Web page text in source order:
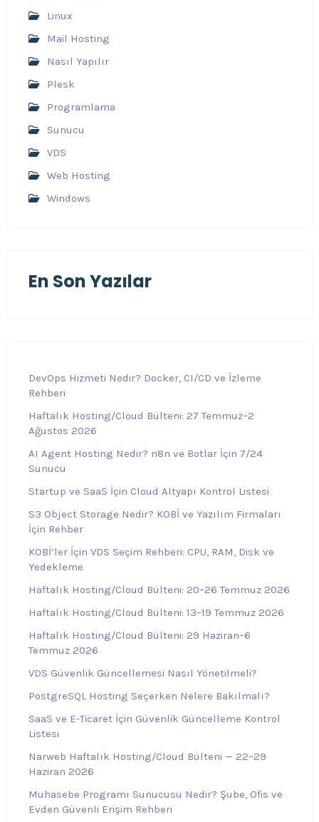
Linux
Mail Hosting
Nasıl Yapılır
Plesk
Programlama
Sunucu
VDS
Web Hosting
Windows
En Son Yazılar
DevOps Hizmeti Nedir? Docker, CI/CD ve İzleme
Rehberi
Haftalık Hosting/Cloud Bülteni: 27 Temmuz–2
Ağustos 2026
AI Agent Hosting Nedir? n8n ve Botlar İçin 7/24
Sunucu
Startup ve SaaS İçin Cloud Altyapı Kontrol Listesi
S3 Object Storage Nedir? KOBİ ve Yazılım Firmaları
İçin Rehber
KOBİ’ler İçin VDS Seçim Rehberi: CPU, RAM, Disk ve
Yedekleme
Haftalık Hosting/Cloud Bülteni: 20–26 Temmuz 2026
Haftalık Hosting/Cloud Bülteni: 13–19 Temmuz 2026
Haftalık Hosting/Cloud Bülteni: 29 Haziran–6
Temmuz 2026
VDS Güvenlik Güncellemesi Nasıl Yönetilmeli?
PostgreSQL Hosting Seçerken Nelere Bakılmalı?
SaaS ve E-Ticaret İçin Güvenlik Güncelleme Kontrol
Listesi
Narweb Haftalık Hosting/Cloud Bülteni — 22–29
Haziran 2026
Muhasebe Programı Sunucusu Nedir? Şube, Ofis ve
Evden Güvenli Erişim Rehberi